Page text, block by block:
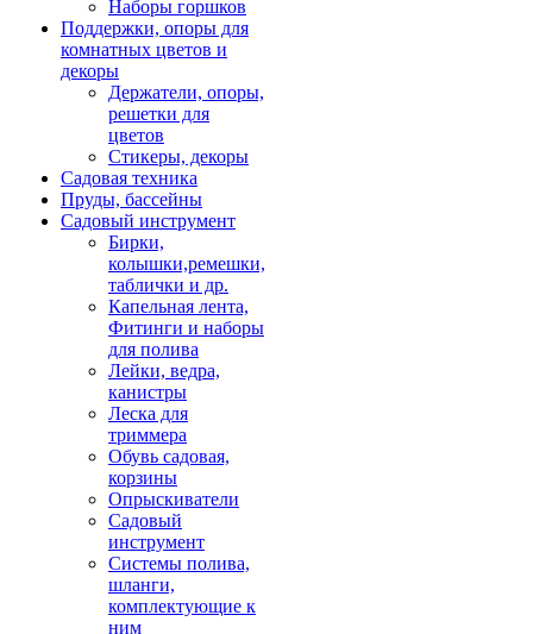
Наборы горшков
Поддержки, опоры для
комнатных цветов и
декоры
Держатели, опоры,
решетки для
цветов
Стикеры, декоры
Садовая техника
Пруды, бассейны
Садовый инструмент
Бирки,
колышки,ремешки,
таблички и др.
Капельная лента,
Фитинги и наборы
для полива
Лейки, ведра,
канистры
Леска для
триммера
Обувь садовая,
корзины
Опрыскиватели
Садовый
инструмент
Системы полива,
шланги,
комплектующие к
ним